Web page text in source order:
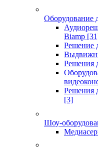
Оборудование
Biamp
Решение
Решения
Решения
[3]
Шоу-